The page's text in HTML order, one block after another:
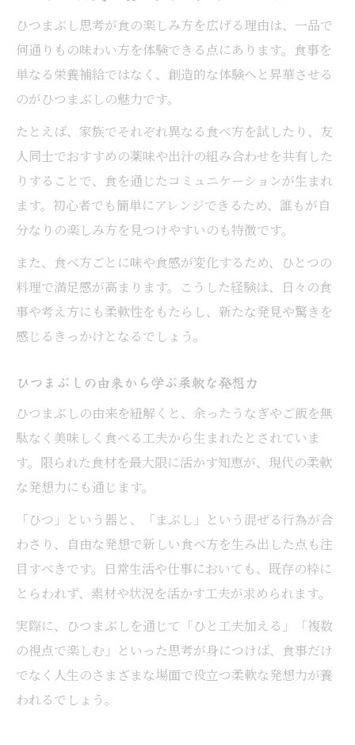
ひつまぶし思考が食の楽しみ方を広げる理由は、一品で
何通りもの味わい方を体験できる点にあります。食事を
単なる栄養補給ではなく、創造的な体験へと昇華させる
のがひつまぶしの魅力です。
たとえば、家族でそれぞれ異なる食べ方を試したり、友
人同士でおすすめの薬味や出汁の組み合わせを共有した
りすることで、食を通じたコミュニケーションが生まれ
ます。初心者でも簡単にアレンジできるため、誰もが自
分なりの楽しみ方を見つけやすいのも特徴です。
また、食べ方ごとに味や食感が変化するため、ひとつの
料理で満足感が高まります。こうした経験は、日々の食
事や考え方にも柔軟性をもたらし、新たな発見や驚きを
感じるきっかけとなるでしょう。
ひつまぶしの由来から学ぶ柔軟な発想力
ひつまぶしの由来を紐解くと、余ったうなぎやご飯を無
駄なく美味しく食べる工夫から生まれたとされていま
す。限られた食材を最大限に活かす知恵が、現代の柔軟
な発想力にも通じます。
「ひつ」という器と、「まぶし」という混ぜる行為が合
わさり、自由な発想で新しい食べ方を生み出した点も注
目すべきです。日常生活や仕事においても、既存の枠に
とらわれず、素材や状況を活かす工夫が求められます。
実際に、ひつまぶしを通じて「ひと工夫加える」「複数
の視点で楽しむ」といった思考が身につけば、食事だけ
でなく人生のさまざまな場面で役立つ柔軟な発想力が養
われるでしょう。